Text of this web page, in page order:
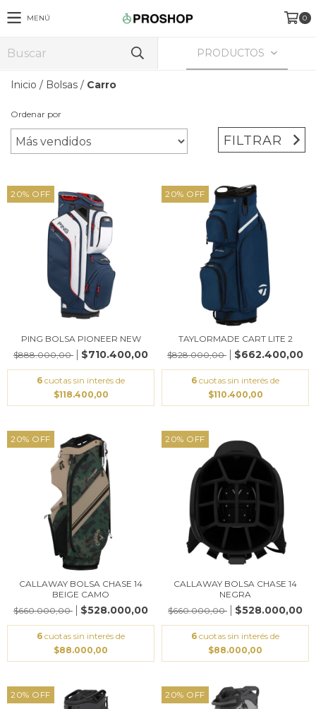
MENÚ 0
PRODUCTOS
Inicio / Bolsas / Carro
Ordenar por
FILTRAR
20% OFF
PING BOLSA PIONEER NEW
$888.000,00
$710.400,00
6 cuotas sin interés de
$118.400,00
20% OFF
TAYLORMADE CART LITE 2
$828.000,00
$662.400,00
6 cuotas sin interés de
$110.400,00
20% OFF
CALLAWAY BOLSA CHASE 14
BEIGE CAMO
$660.000,00
$528.000,00
6 cuotas sin interés de
$88.000,00
20% OFF
CALLAWAY BOLSA CHASE 14
NEGRA
$660.000,00
$528.000,00
6 cuotas sin interés de
$88.000,00
20% OFF 20% OFF